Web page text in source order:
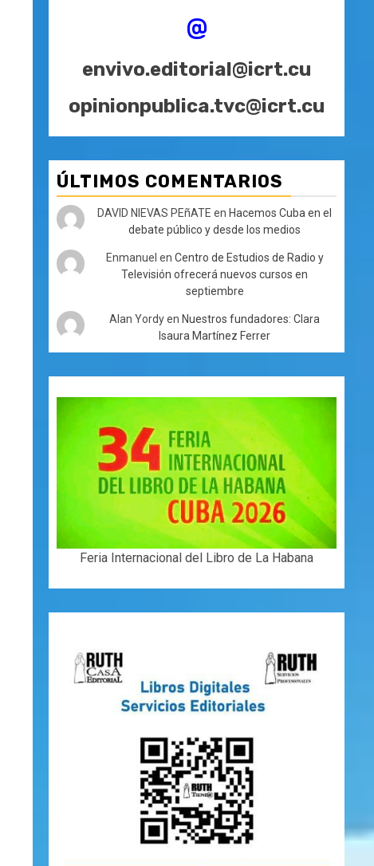
@
envivo.editorial@icrt.cu
opinionpublica.tvc@icrt.cu
ÚLTIMOS COMENTARIOS
DAVID NIEVAS PEñATE en Hacemos Cuba en el
debate público y desde los medios
Enmanuel en Centro de Estudios de Radio y
Televisión ofrecerá nuevos cursos en
septiembre
Alan Yordyen Nuestros fundadores: Clara
Isaura Martínez Ferrer
Feria Internacional del Libro de La Habana